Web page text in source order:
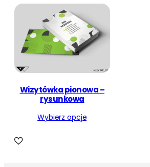
Wizytówka pionowa –
rysunkowa
Wybierz opcje